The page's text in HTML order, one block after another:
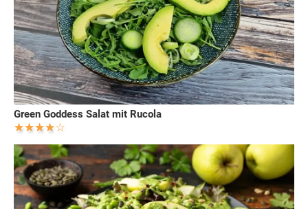
Green Goddess Salat mit Rucola